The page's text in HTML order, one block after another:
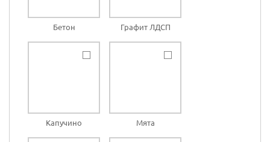
Бетон Графит ЛДСП
Капучино Мята